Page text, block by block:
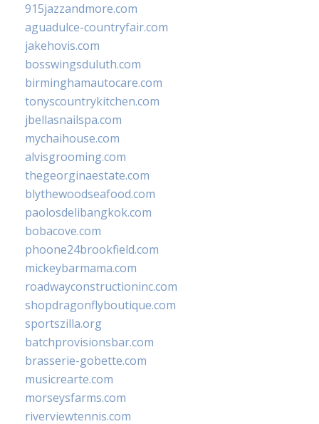
915jazzandmore.com
aguadulce-countryfair.com
jakehovis.com
bosswingsduluth.com
birminghamautocare.com
tonyscountrykitchen.com
jbellasnailspa.com
mychaihouse.com
alvisgrooming.com
thegeorginaestate.com
blythewoodseafood.com
paolosdelibangkok.com
bobacove.com
phoone24brookfield.com
mickeybarmama.com
roadwayconstructioninc.com
shopdragonflyboutique.com
sportszilla.org
batchprovisionsbar.com
brasserie-gobette.com
musicrearte.com
morseysfarms.com
riverviewtennis.com